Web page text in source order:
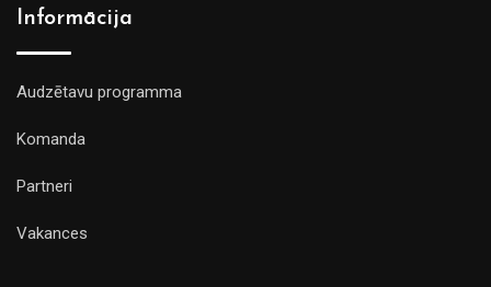
Informācija
Audzētavu programma
Komanda
Partneri
Vakances